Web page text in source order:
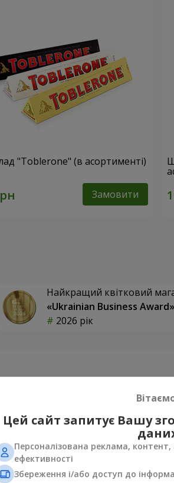
"Toblerone" (в асортименті)
Замовити
Найкращий квітковий
«Ukrainian Business Award»
2026 рік
Цей сайт запитує Вашу
Персоналізована реклама,
ефективності
Збереження і/або доступ до